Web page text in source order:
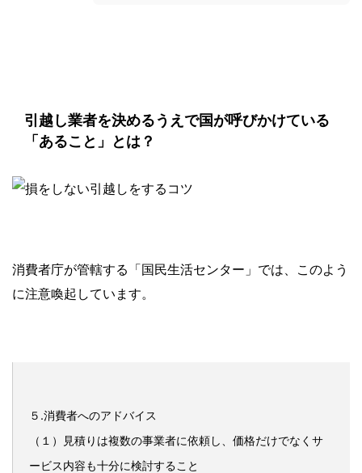
引越し業者を決めるうえで国が呼びかけている
「あること」とは？
消費者庁が管轄する「国民生活センター」では、このよう
に注意喚起しています。
５.消費者へのアドバイス
（１）見積りは複数の事業者に依頼し、価格だけでなくサ
ービス内容も十分に検討すること